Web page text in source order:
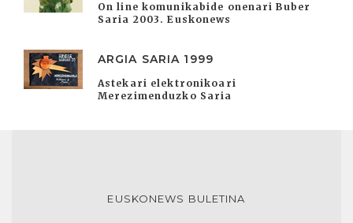
On line komunikabide onenari Buber
Saria 2003. Euskonews
ARGIA SARIA 1999
Astekari elektronikoari
Merezimenduzko Saria
EUSKONEWS BULETINA